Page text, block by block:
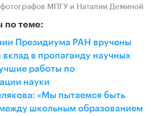
фотографов МПГУ и Наталии Деминой
по теме:
Президиума РАН вручены
вклад в пропаганду научных
работы по
науки
«Мы пытаемся быть
школьным образованием